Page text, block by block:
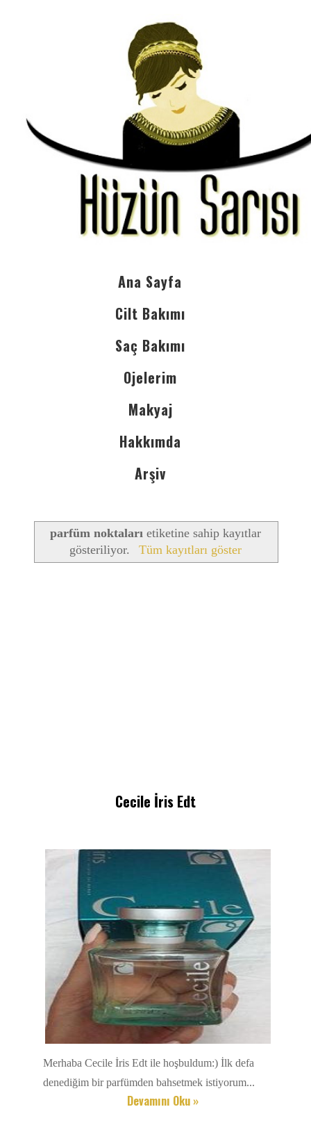
Ana Sayfa
Cilt Bakımı
Saç Bakımı
Ojelerim
Makyaj
Hakkımda
Arşiv
parfüm noktaları etiketine sahip kayıtlar
gösteriliyor.
Tüm kayıtları göster
Cecile İris Edt
Merhaba Cecile İris Edt ile hoşbuldum:) İlk defa
denediğim bir parfümden bahsetmek istiyorum...
Devamını Oku »